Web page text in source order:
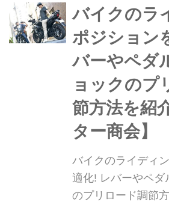
ではこだわりのサ
なる部分を細かく
ば走りが変わると
明かし...
バイクのラ
ポジション
バーやペダ
ョックのプ
節方法を紹
ター商会】
バイクのライディ
適化! レバーやペダ
のプリロード調節